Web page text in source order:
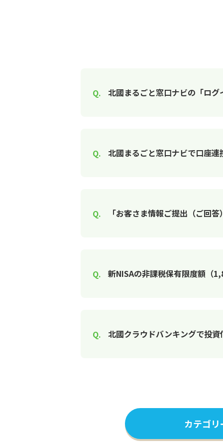
北國まるごと窓口ナビの「ロ
北國まるごと窓口ナビで口座
「お客さま情報ご提出（ご回
新NISAの非課税保有限度額（
北國クラウドバンキングで投
カテゴ